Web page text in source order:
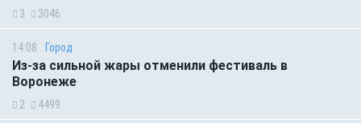
3 3046
14:08 Город
Из-за сильной жары отменили фестиваль в
Воронеже
2 4499